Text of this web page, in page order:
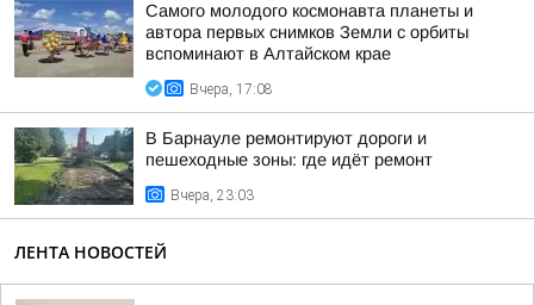
Самого молодого космонавта планеты и
автора первых снимков Земли с орбиты
вспоминают в Алтайском крае
Вчера, 17:08
В Барнауле ремонтируют дороги и
пешеходные зоны: где идёт ремонт
Вчера, 23:03
ЛЕНТА НОВОСТЕЙ